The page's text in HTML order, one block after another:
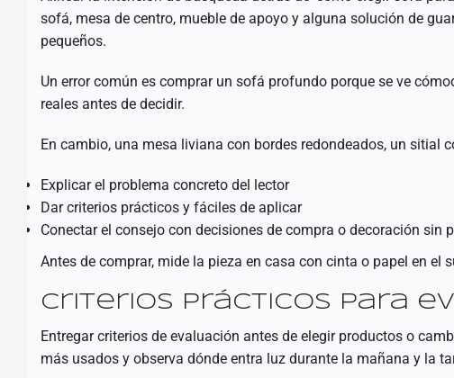
sofá, mesa de centro, mueble de apoyo y alguna solución de
pequeños.
Un error común es comprar un sofá profundo porque se ve
reales antes de decidir.
En cambio, una mesa liviana con bordes redondeados, un
Explicar el problema concreto del lector
Dar criterios prácticos y fáciles de aplicar
Conectar el consejo con decisiones de compra o decoración sin
Antes de comprar, mide la pieza en casa con cinta o papel en el
Criterios prácticos para
Entregar criterios de evaluación antes de elegir productos o
más usados y observa dónde entra luz durante la mañana y la